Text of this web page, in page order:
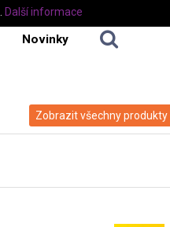
Novinky
Zobrazit všechny
Další informace